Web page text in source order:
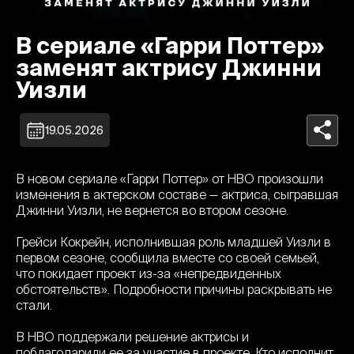
В сериале «Гарри Поттер»
заменят актрису Джинни
Уизли
19.05.2026
В новом сериале «Гарри Поттер» от HBO произошли
изменения в актерском составе — актриса, сыгравшая
Джинни Уизли, не вернется во втором сезоне.
Грейси Кокрейн, исполнившая роль младшей Уизли в
первом сезоне, сообщила вместе со своей семьей,
что покидает проект из-за «непредвиденных
обстоятельств». Подробности причины раскрывать не
стали.
В HBO поддержали решение актрисы и